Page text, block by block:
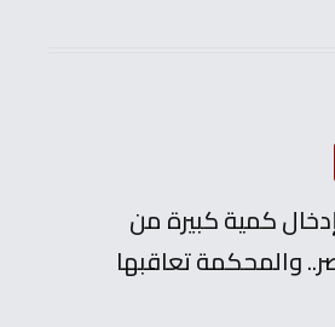
كمية كبيرة من
والمحكمة تعاقبها